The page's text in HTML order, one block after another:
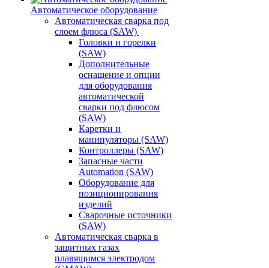
Автоматическое оборудование
Автоматическая сварка под
слоем флюса (SAW)
Головки и горелки
(SAW)
Дополнительные
оснащение и опции
для оборудования
автоматической
сварки под флюсом
(SAW)
Каретки и
манипуляторы (SAW)
Контроллеры (SAW)
Запасные части
Automation (SAW)
Оборудование для
позиционирования
изделий
Сварочные источники
(SAW)
Автоматическая сварка в
защитных газах
плавящимся электродом